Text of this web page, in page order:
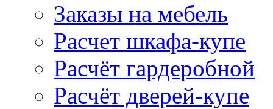
Заказы на мебель
Расчет шкафа-купе
Расчёт гардеробной
Расчёт дверей-купе